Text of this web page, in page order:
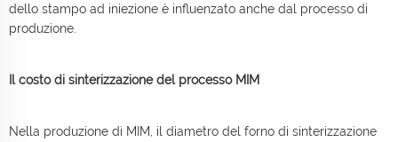
dello stampo ad iniezione è influenzato anche dal processo di
produzione.
Il costo di sinterizzazione del processo MIM
Nella produzione di MIM, il diametro del forno di sinterizzazione